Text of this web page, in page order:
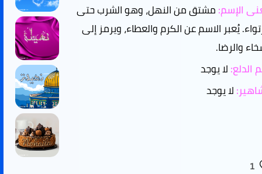
الإسم:مشتق من النهل، وهو الشرب حتى
يُعبر الاسم عن الكرم والعطاء، ويرمز إلى
والرضا.
الدلع:لا يوجد
لا يوجد
1